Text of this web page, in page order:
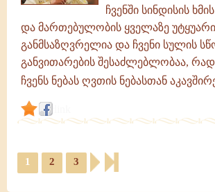
ჩვენში სინდისის
და მართებულობის ყველაზე უტყუარი
განმსაზღვრელია და ჩვენი სულის
განვითარების შესაძლებლობაა,
ჩვენს ნებას ღვთის ნებასთან
1 2 3